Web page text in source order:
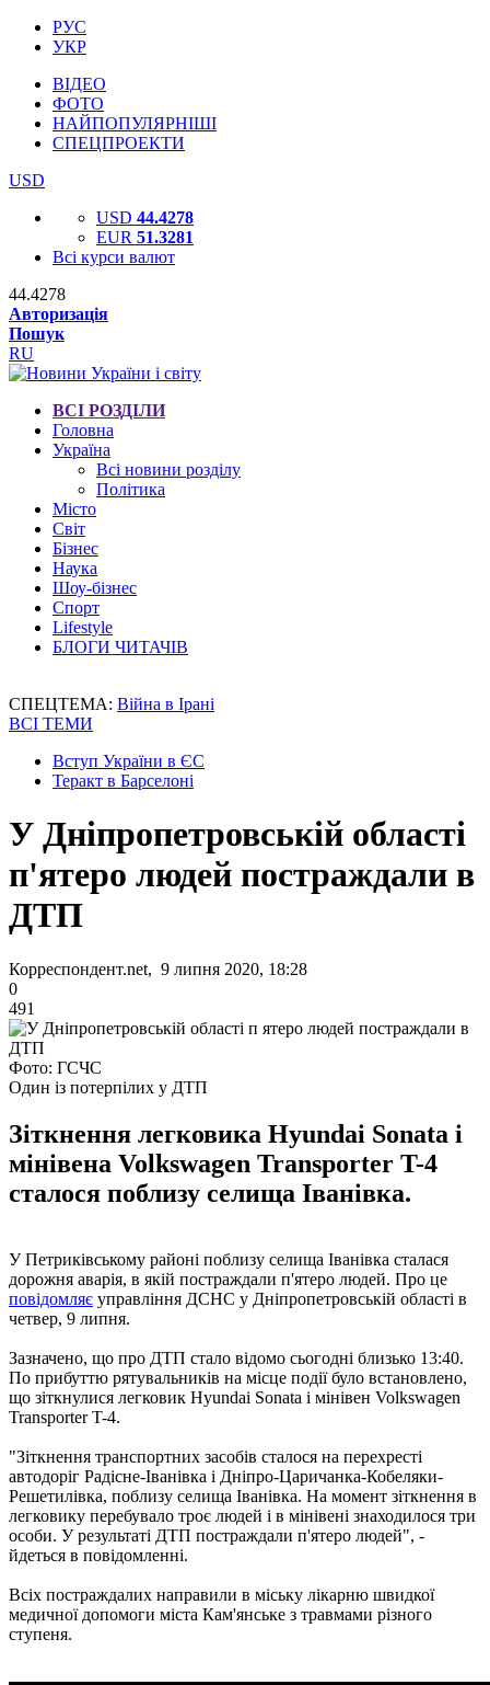
РУС
УКР
ВІДЕО
ФОТО
НАЙПОПУЛЯРНІШІ
СПЕЦПРОЕКТИ
USD
USD 44.4278
EUR 51.3281
Всі курси валют
44.4278
Авторизація
Пошук
RU
ВСІ РОЗДІЛИ
Головна
Україна
Всі новини розділу
Політика
Місто
Світ
Бізнес
Наука
Шоу-бізнес
Спорт
Lifestyle
БЛОГИ ЧИТАЧІВ
СПЕЦТЕМА: Війна в Ірані
ВСІ ТЕМИ
Вступ України в ЄС
Теракт в Барселоні
У Дніпропетровській області
п'ятеро людей постраждали в
ДТП
Корреспондент.net, 9 липня 2020, 18:28
0
491
Фото: ГСЧС
Один із потерпілих у ДТП
Зіткнення легковика Hyundai Sonata і
мінівена Volkswagen Transporter T-4
сталося поблизу селища Іванівка.
У Петриківському районі поблизу селища Іванівка сталася
дорожня аварія, в якій постраждали п'ятеро людей. Про це
повідомляє управління ДСНС у Дніпропетровській області в
четвер, 9 липня.
Зазначено, що про ДТП стало відомо сьогодні близько 13:40.
По прибуттю рятувальників на місце події було встановлено,
що зіткнулися легковик Hyundai Sonata і мінівен Volkswagen
Transporter T-4.
"Зіткнення транспортних засобів сталося на перехресті
автодоріг Радісне-Іванівка і Дніпро-Царичанка-Кобеляки-
Решетилівка, поблизу селища Іванівка. На момент зіткнення в
легковику перебувало троє людей і в мінівені знаходилося три
особи. У результаті ДТП постраждали п'ятеро людей", -
йдеться в повідомленні.
Всіх постраждалих направили в міську лікарню швидкої
медичної допомоги міста Кам'янське з травмами різного
ступеня.